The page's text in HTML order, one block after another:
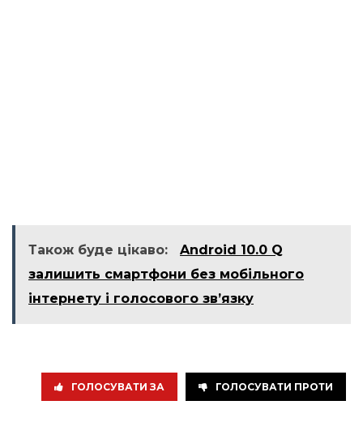
Також буде цікаво:
Android 10.0 Q
залишить смартфони без мобільного
інтернету і голосового зв’язку
ГОЛОСУВАТИ ЗА ГОЛОСУВАТИ ПРОТИ